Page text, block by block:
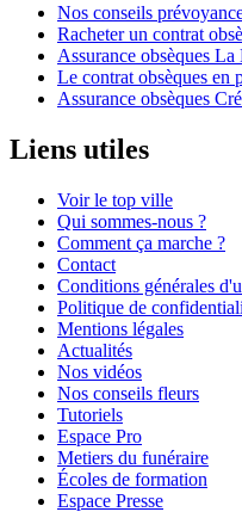
Nos conseils
Racheter un contrat
Assurance obsèques La
Le contrat obsèques en
Assurance obsèques
Liens utiles
Voir le top ville
Qui sommes-nous ?
Comment ça marche ?
Contact
Conditions générales
Politique de
Mentions légales
Actualités
Nos vidéos
Nos conseils fleurs
Tutoriels
Espace Pro
Metiers du funéraire
Écoles de formation
Espace Presse